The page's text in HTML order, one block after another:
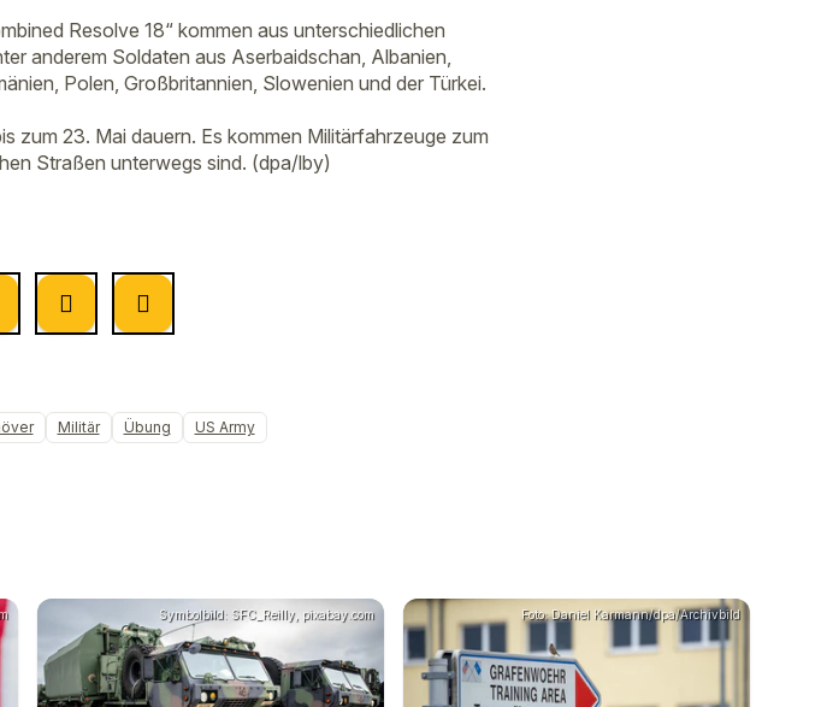
Resolve 18“ kommen aus unterschiedlichen
anderem Soldaten aus Aserbaidschan, Albanien,
Polen, Großbritannien, Slowenien und der Türkei.
zum 23. Mai dauern. Es kommen Militärfahrzeuge zum
Straßen unterwegs sind. (dpa/lby)
Militär Übung US Army
Symbolbild: SFC_Reilly, pixabay.com Foto: Daniel Karmann/dpa/Archivbild